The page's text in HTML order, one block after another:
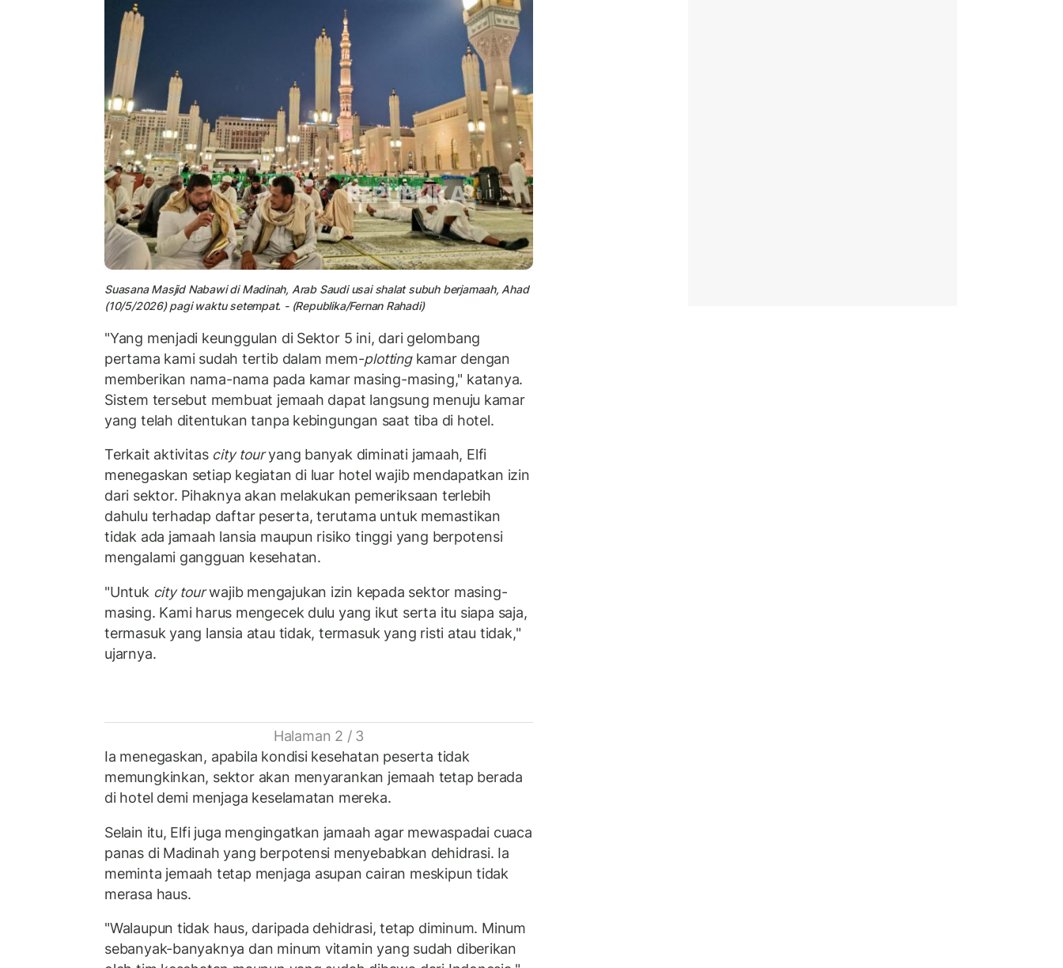
Suasana Masjid Nabawi di Madinah, Arab Saudi usai shalat subuh berjamaah, Ahad
(10/5/2026) pagi waktu setempat. - (Republika/Fernan Rahadi)
"Yang menjadi keunggulan di Sektor 5 ini, dari gelombang
pertama kami sudah tertib dalam mem-plottingkamar dengan
memberikan nama-nama pada kamar masing-masing," katanya.
Sistem tersebut membuat jemaah dapat langsung menuju kamar
yang telah ditentukan tanpa kebingungan saat tiba di hotel.
Terkait aktivitas city touryang banyak diminati jamaah, Elfi
menegaskan setiap kegiatan di luar hotel wajib mendapatkan izin
dari sektor. Pihaknya akan melakukan pemeriksaan terlebih
dahulu terhadap daftar peserta, terutama untuk memastikan
tidak ada jamaah lansia maupun risiko tinggi yang berpotensi
mengalami gangguan kesehatan.
"Untuk city tourwajib mengajukan izin kepada sektor masing-
masing. Kami harus mengecek dulu yang ikut serta itu siapa saja,
termasuk yang lansia atau tidak, termasuk yang risti atau tidak,"
ujarnya.
Halaman 2 / 3
Ia menegaskan, apabila kondisi kesehatan peserta tidak
memungkinkan, sektor akan menyarankan jemaah tetap berada
di hotel demi menjaga keselamatan mereka.
Selain itu, Elfi juga mengingatkan jamaah agar mewaspadai cuaca
panas di Madinah yang berpotensi menyebabkan dehidrasi. Ia
meminta jemaah tetap menjaga asupan cairan meskipun tidak
merasa haus.
"Walaupun tidak haus, daripada dehidrasi, tetap diminum. Minum
sebanyak-banyaknya dan minum vitamin yang sudah diberikan